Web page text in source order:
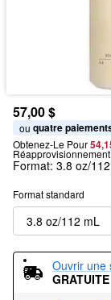
57,00 $
ou quatre
Obtenez-Le Pour
Format: 3.8 oz/
Format standard
3.8 oz/112 mL
Ouvrir une
GRATUITE